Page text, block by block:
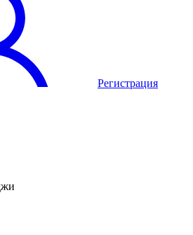
Регистрация